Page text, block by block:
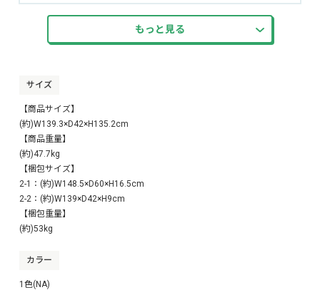
もっと見る
サイズ
【商品サイズ】
(約)W139.3×D42×H135.2cm
【商品重量】
(約)47.7kg
【梱包サイズ】
2-1：(約)W148.5×D60×H16.5cm
2-2：(約)W139×D42×H9cm
【梱包重量】
(約)53kg
カラー
1色(NA)